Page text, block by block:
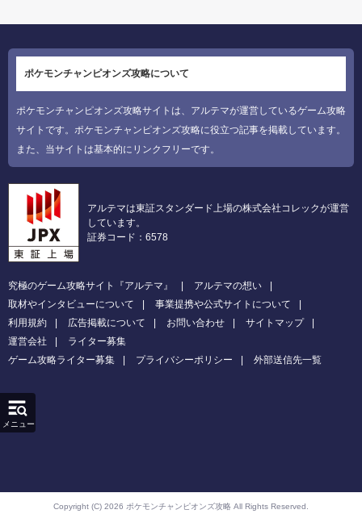
ポケモンチャンピオンズ攻略について
ポケモンチャンピオンズ攻略サイトは、アルテマが運営しているゲーム攻略
サイトです。ポケモンチャンピオンズ攻略に役立つ記事を掲載しています。
また、当サイトは基本的にリンクフリーです。
アルテマは東証スタンダード上場の株式会社コレックが運営
しています。
証券コード：6578
究極のゲーム攻略サイト『アルテマ』
アルテマの想い
取材やインタビューについて
事業提携や公式サイトについて
利用規約
広告掲載について お問い合わせ
サイトマップ
運営会社
ライター募集
ゲーム攻略ライター募集
プライバシーポリシー 外部送信先一覧
Copyright (C) 2026 ポケモンチャンピオンズ攻略 All Rights Reserved.
メニュー